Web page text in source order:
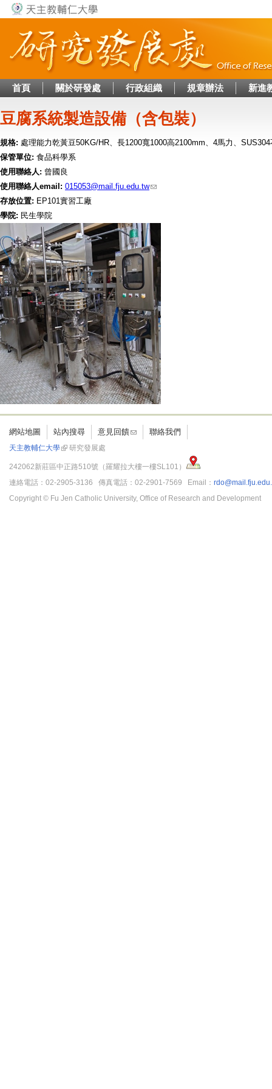
首頁 關於研發處 行政組織 規章辦法 新進
豆腐系統製造設備（含包裝）
規格: 處理能力乾黃豆50KG/HR、長1200寬1000高2100mm、4馬力、
保管單位: 食品科學系
使用聯絡人: 曾國良
使用聯絡人email: 015053@mail.fju.edu.tw
存放位置: EP101實習工廠
學院: 民生學院
網站地圖 站內搜尋 意見回饋 聯絡我們
天主教輔仁大學 研究發展處
242062新莊區中正路510號（羅耀拉大樓一樓SL101）
連絡電話：02-2905-3136 傳真電話：02-2901-7569 Email：
Copyright © Fu Jen Catholic University, Office of Research and Development